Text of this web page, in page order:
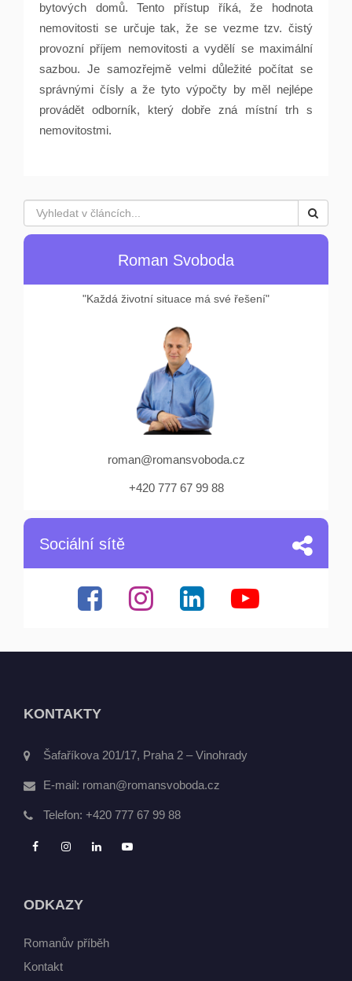
bytových domů. Tento přístup říká, že hodnota
nemovitosti se určuje tak, že se vezme tzv. čistý
provozní příjem nemovitosti a vydělí se maximální
sazbou. Je samozřejmě velmi důležité počítat se
správnými čísly a že tyto výpočty by měl nejlépe
provádět odborník, který dobře zná místní trh s
nemovitostmi.
Roman Svoboda
"Každá životní situace má své řešení"
roman@romansvoboda.cz
+420 777 67 99 88
Sociální sítě
KONTAKTY
Šafaříkova 201/17, Praha 2 – Vinohrady
E-mail: roman@romansvoboda.cz
Telefon: +420 777 67 99 88
ODKAZY
Romanův příběh
Kontakt